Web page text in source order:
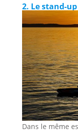
2. Le stand-
Dans le même